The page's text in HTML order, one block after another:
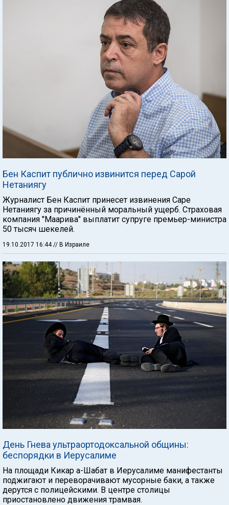
Бен Каспит публично извинится перед Сарой
Нетаниягу
Журналист Бен Каспит принесет извинения Саре
Нетаниягу за причинённый моральный ущерб. Страховая
компания "Маарива" выплатит супруге премьер-министра
50 тысяч шекелей.
19.10.2017 16:44 // В Израиле
День Гнева ультраортодоксальной общины:
беспорядки в Иерусалиме
На площади Кикар а-Шабат в Иерусалиме манифестанты
поджигают и переворачивают мусорные баки, а также
дерутся с полицейскими. В центре столицы
приостановлено движения трамвая.